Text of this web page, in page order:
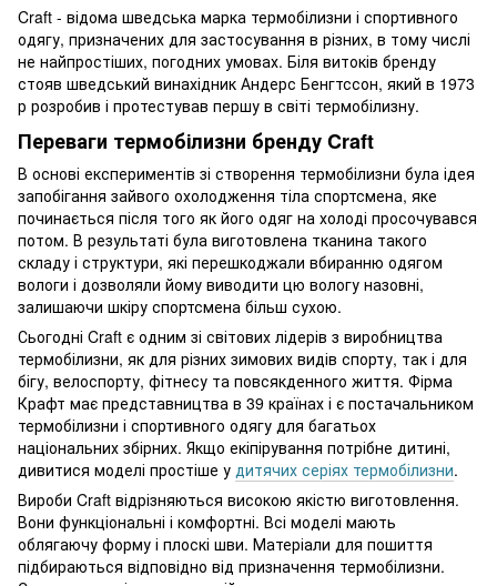
Craft - відома шведська марка термобілизни і спортивного
одягу, призначених для застосування в різних, в тому числі
не найпростіших, погодних умовах. Біля витоків бренду
стояв шведський винахідник Андерс Бенгтссон, який в 1973
р розробив і протестував першу в світі термобілизну.
Переваги термобілизни бренду Craft
В основі експериментів зі створення термобілизни була ідея
запобігання зайвого охолодження тіла спортсмена, яке
починається після того як його одяг на холоді просочувався
потом. В результаті була виготовлена тканина такого
складу і структури, які перешкоджали вбиранню одягом
вологи і дозволяли йому виводити цю вологу назовні,
залишаючи шкіру спортсмена більш сухою.
Сьогодні Craft є одним зі світових лідерів з виробництва
термобілизни, як для різних зимових видів спорту, так і для
бігу, велоспорту, фітнесу та повсякденного життя. Фірма
Крафт має представництва в 39 країнах і є постачальником
термобілизни і спортивного одягу для багатьох
національних збірних. Якщо екіпірування потрібне дитині,
дивитися моделі простіше у дитячих серіях термобілизни.
Вироби Craft відрізняються високою якістю виготовлення.
Вони функціональні і комфортні. Всі моделі мають
облягаючу форму і плоскі шви. Матеріали для пошиття
підбираються відповідно від призначення термобілизни.